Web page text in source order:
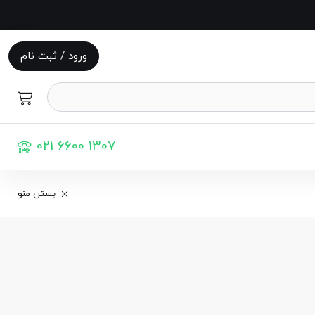
ورود / ثبت نام
021 6600 1307